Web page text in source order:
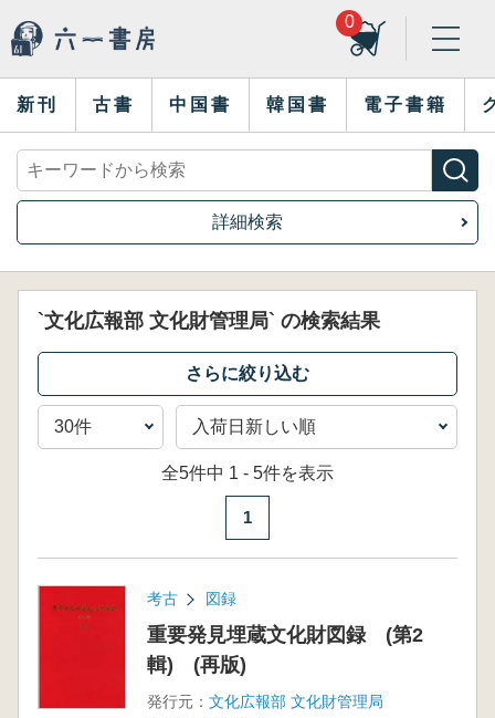
0
新刊 古書 中国書 韓国書 電子書籍
詳細検索
`文化広報部 文化財管理局` の検索結果
全5件中 1 - 5件を表示
1
考古 図録
重要発見埋蔵文化財図録 (第2
輯) (再版)
発行元： 文化広報部 文化財管理局